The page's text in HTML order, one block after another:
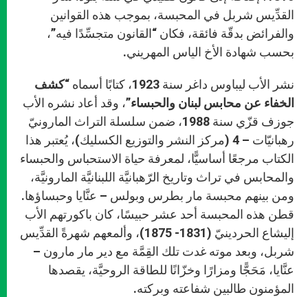
القدِّيس شربل في المحبسة، بموجب هذه القوانين
والفرائض بدقّة فائقة، فكان “القانون متجسِّدًا فيه”،
بحسب شهادة الأخ الياس المهريني.
نشر الأب ليباوس داغر سنة 1923، كتابًا أسماه
“كشف
الخفاء عن محابس لبنان والحبساء”، وقد أعاد نشره الأب
جوزف قزّي سنة 1988، ضمن سلسلة التراث المارونيّ
رهبانيّات – 4 (مركز النشر والتوزيع الكسليك)، يُعتبر هذا
الكتاب مرجعًا أساسيًّا، لمعرفة حياة الاستحباس والحبساء
والمحابس في تراث وتاريخ الرّهبانيَّة اللبنانيَّة المارونيَّة،
ومن بينهم محبسة مار بطرس وبولس – عنَّايا وحبساؤها.
قطن هذه المحبسة أحد عشر حبيسًا، كان باكورتهم الأب
إليشاع الحردينيّ (1831- 1875)، وألمعهم شهرةً القدِّيس
شربل، وبعد موته غدت تلك القِمَّة مع دير مار مارون –
عنَّايا، مَحَجًّا ومزارًا وخزّانًا للطاقة الروحيَّة، يقصدها
المؤمنون طالبين شفاعته وبركته.